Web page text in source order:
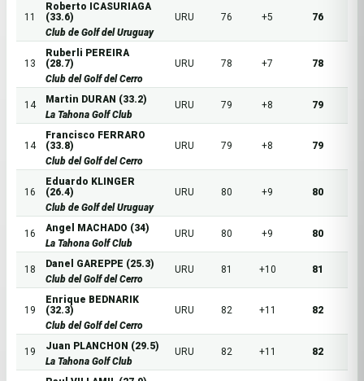
11
Roberto ICASURIAGA
(33.6)
Club de Golf del Uruguay
URU 76 +5 76
13
Ruberli PEREIRA
(28.7)
Club del Golf del Cerro
URU 78 +7 78
14
Martin DURAN (33.2)
La Tahona Golf Club
URU 79 +8 79
14
Francisco FERRARO
(33.8)
Club del Golf del Cerro
URU 79 +8 79
16
Eduardo KLINGER
(26.4)
Club de Golf del Uruguay
URU 80 +9 80
16
Angel MACHADO (34)
La Tahona Golf Club
URU 80 +9 80
18
Danel GAREPPE (25.3)
Club del Golf del Cerro
URU 81 +10 81
19
Enrique BEDNARIK
(32.3)
Club del Golf del Cerro
URU 82 +11 82
19
Juan PLANCHON (29.5)
La Tahona Golf Club
URU 82 +11 82